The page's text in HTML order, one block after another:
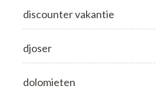
discounter vakantie
djoser
dolomieten